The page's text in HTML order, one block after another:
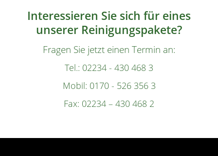
Interessieren Sie sich für eines
unserer Reinigungspakete?
Fragen Sie jetzt einen Termin an:
Tel.: 02234 - 430 468 3
Mobil: 0170 - 526 356 3
Fax: 02234 – 430 468 2